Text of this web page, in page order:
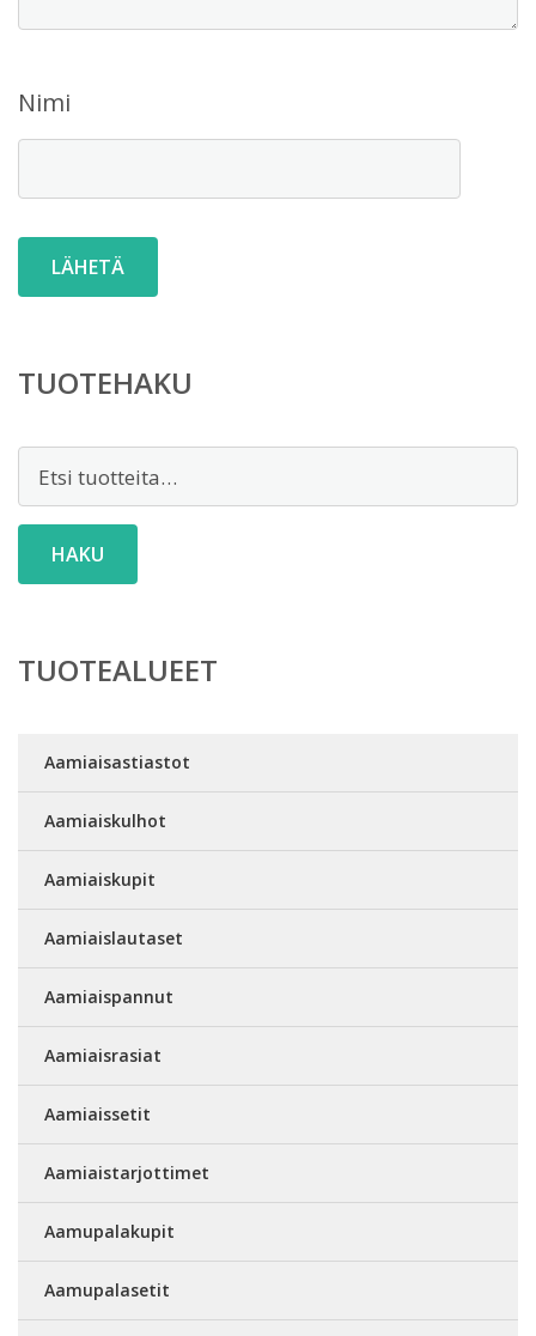
Nimi
TUOTEHAKU
HAKU
TUOTEALUEET
Aamiaisastiastot
Aamiaiskulhot
Aamiaiskupit
Aamiaislautaset
Aamiaispannut
Aamiaisrasiat
Aamiaissetit
Aamiaistarjottimet
Aamupalakupit
Aamupalasetit